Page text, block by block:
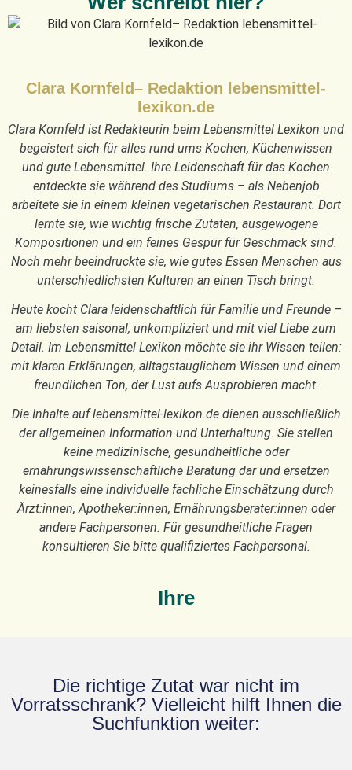
Clara Kornfeld– Redaktion lebensmittel-
lexikon.de
Clara Kornfeld ist Redakteurin beim Lebensmittel Lexikon und
begeistert sich für alles rund ums Kochen, Küchenwissen
und gute Lebensmittel. Ihre Leidenschaft für das Kochen
entdeckte sie während des Studiums – als Nebenjob
arbeitete sie in einem kleinen vegetarischen Restaurant. Dort
lernte sie, wie wichtig frische Zutaten, ausgewogene
Kompositionen und ein feines Gespür für Geschmack sind.
Noch mehr beeindruckte sie, wie gutes Essen Menschen aus
unterschiedlichsten Kulturen an einen Tisch bringt.
Heute kocht Clara leidenschaftlich für Familie und Freunde –
am liebsten saisonal, unkompliziert und mit viel Liebe zum
Detail. Im Lebensmittel Lexikon möchte sie ihr Wissen teilen:
mit klaren Erklärungen, alltagstauglichem Wissen und einem
freundlichen Ton, der Lust aufs Ausprobieren macht.
Die Inhalte auf lebensmittel-lexikon.de dienen ausschließlich
der allgemeinen Information und Unterhaltung. Sie stellen
keine medizinische, gesundheitliche oder
ernährungswissenschaftliche Beratung dar und ersetzen
keinesfalls eine individuelle fachliche Einschätzung durch
Ärzt:innen, Apotheker:innen, Ernährungsberater:innen oder
andere Fachpersonen. Für gesundheitliche Fragen
konsultieren Sie bitte qualifiziertes Fachpersonal.
Ihre
Die richtige Zutat war nicht im
Vorratsschrank? Vielleicht hilft Ihnen die
Suchfunktion weiter: